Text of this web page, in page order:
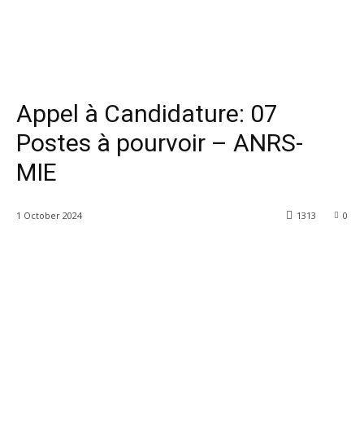
Appel à Candidature: 07
Postes à pourvoir – ANRS-
MIE
1 October 2024 0
1313